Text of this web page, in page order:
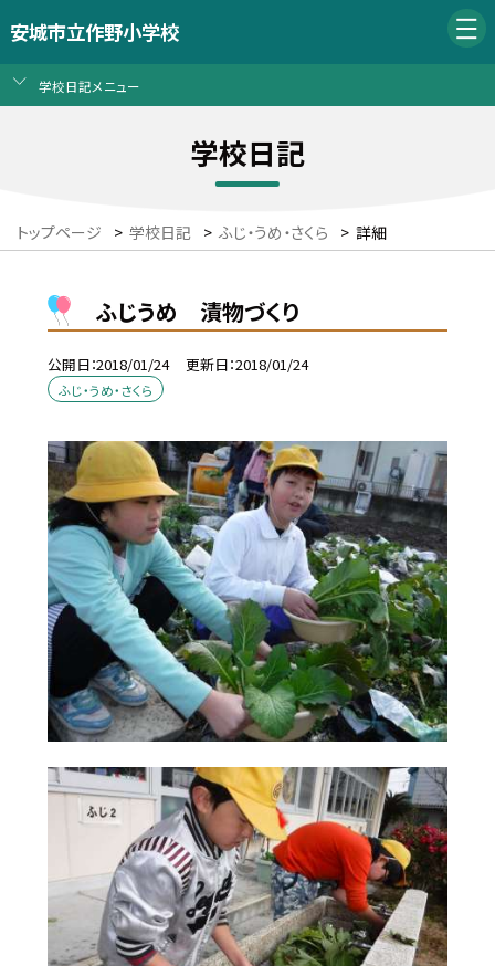
安城市立作野小学校
学校日記メニュー
学校日記
トップページ > 学校日記 > ふじ・うめ・さくら > 詳細
ふじうめ 漬物づくり
公開日 2018/01/24 更新日 2018/01/24
ふじ・うめ・さくら